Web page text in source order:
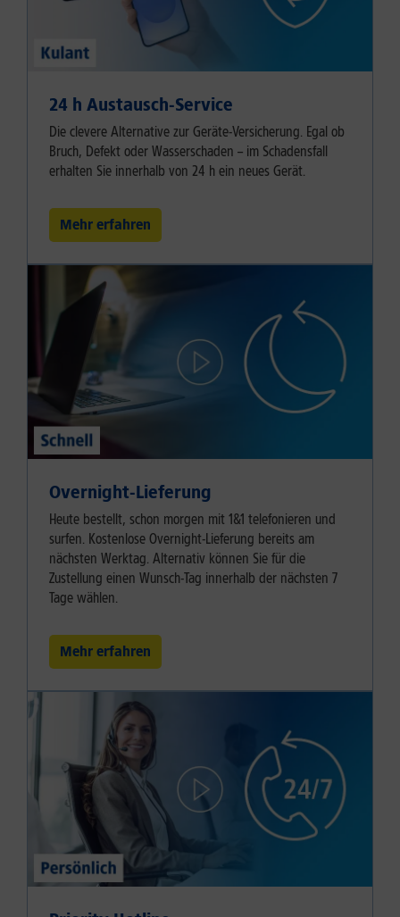
24 h Austausch-Service
Die clevere Alternative zur Geräte-Versicherung. Egal ob
Bruch, Defekt oder Wasserschaden – im Schadensfall
erhalten Sie innerhalb von 24 h ein neues Gerät.
Mehr erfahren
Overnight-Lieferung
Heute bestellt, schon morgen mit 1&1 telefonieren und
surfen. Kostenlose Overnight-Lieferung bereits am
nächsten Werktag. Alternativ können Sie für die
Zustellung einen Wunsch-Tag innerhalb der nächsten 7
Tage wählen.
Mehr erfahren